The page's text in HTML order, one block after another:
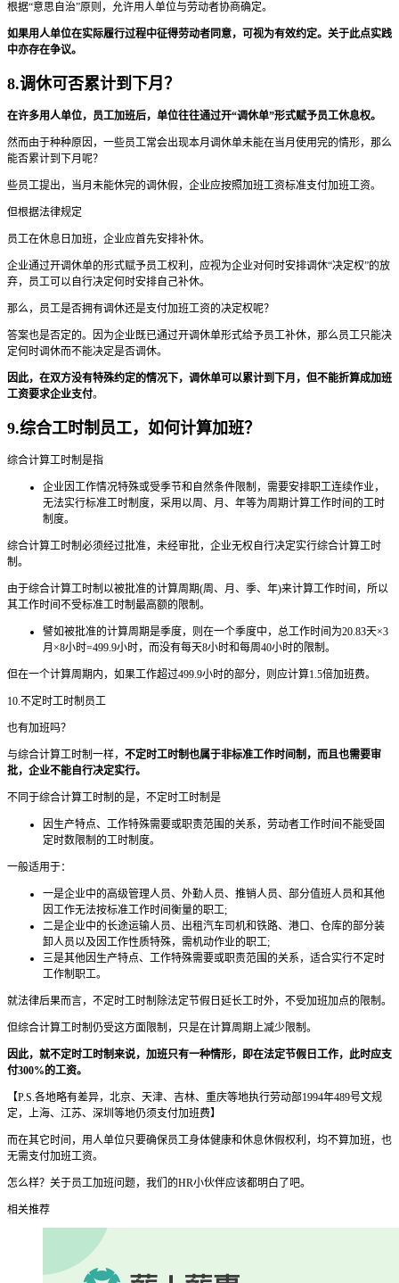
根据“意思自治”原则，允许用人单位与劳动者协商确定。
如果用人单位在实际履行过程中征得劳动者同意，可视为有效约定。关于此点实践
中亦存在争议。
8.调休可否累计到下月？
在许多用人单位，员工加班后，单位往往通过开“调休单”形式赋予员工休息权。
然而由于种种原因，一些员工常会出现本月调休单未能在当月使用完的情形，那么
能否累计到下月呢？
些员工提出，当月未能休完的调休假，企业应按照加班工资标准支付加班工资。
但根据法律规定
员工在休息日加班，企业应首先安排补休。
企业通过开调休单的形式赋予员工权利，应视为企业对何时安排调休“决定权”的放
弃，员工可以自行决定何时安排自己补休。
那么，员工是否拥有调休还是支付加班工资的决定权呢？
答案也是否定的。因为企业既已通过开调休单形式给予员工补休，那么员工只能决
定何时调休而不能决定是否调休。
因此，在双方没有特殊约定的情况下，调休单可以累计到下月，但不能折算成加班
工资要求企业支付。
9.综合工时制员工，如何计算加班？
综合计算工时制是指
企业因工作情况特殊或受季节和自然条件限制，需要安排职工连续作业，
无法实行标准工时制度，采用以周、月、年等为周期计算工作时间的工时
制度。
综合计算工时制必须经过批准，未经审批，企业无权自行决定实行综合计算工时
制。
由于综合计算工时制以被批准的计算周期(周、月、季、年)来计算工作时间，所以
其工作时间不受标准工时制最高额的限制。
譬如被批准的计算周期是季度，则在一个季度中，总工作时间为20.83天×3
月×8小时=499.9小时，而没有每天8小时和每周40小时的限制。
但在一个计算周期内，如果工作超过499.9小时的部分，则应计算1.5倍加班费。
10.不定时工时制员工
也有加班吗？
与综合计算工时制一样， 不定时工时制也属于非标准工作时间制，而且也需要审
批，企业不能自行决定实行。
不同于综合计算工时制的是，不定时工时制是
因生产特点、工作特殊需要或职责范围的关系，劳动者工作时间不能受固
定时数限制的工时制度。
一般适用于：
一是企业中的高级管理人员、外勤人员、推销人员、部分值班人员和其他
因工作无法按标准工作时间衡量的职工;
二是企业中的长途运输人员、出租汽车司机和铁路、港口、仓库的部分装
卸人员以及因工作性质特殊，需机动作业的职工;
三是其他因生产特点、工作特殊需要或职责范围的关系，适合实行不定时
工作制职工。
就法律后果而言，不定时工时制除法定节假日延长工时外，不受加班加点的限制。
但综合计算工时制仍受这方面限制，只是在计算周期上减少限制。
因此，就不定时工时制来说，加班只有一种情形，即在法定节假日工作，此时应支
付300%的工资。
【P.S.各地略有差异，北京、天津、吉林、重庆等地执行劳动部1994年489号文规
定，上海、江苏、深圳等地仍须支付加班费】
而在其它时间，用人单位只要确保员工身体健康和休息休假权利，均不算加班，也
无需支付加班工资。
怎么样？关于员工加班问题，我们的HR小伙伴应该都明白了吧。
相关推荐